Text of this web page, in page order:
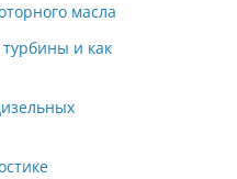
масла
и как